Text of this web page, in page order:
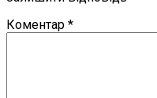
Коментар *